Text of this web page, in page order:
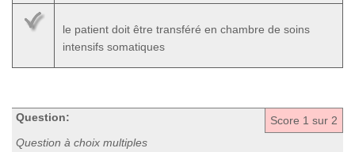
le patient doit être transféré en chambre de soins
intensifs somatiques
Score 1 sur 2
Question:
Question à choix multiples